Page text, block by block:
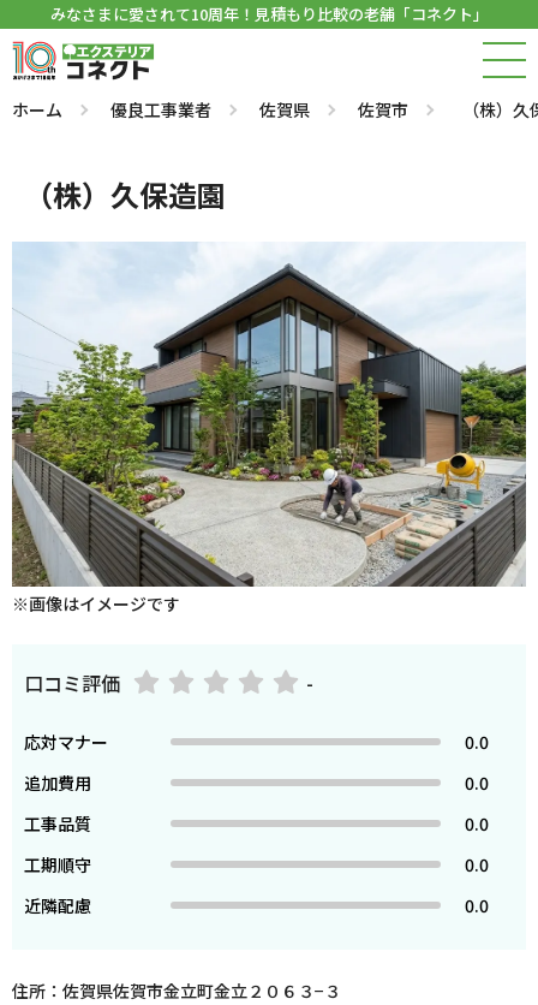
みなさまに愛されて10周年！見積もり比較の老舗「コネクト」
ホーム 優良工事業者 佐賀県 佐賀市 （株）
（株）久保造園
※画像はイメージです
口コミ評価 -
応対マナー
0.0
追加費用
0.0
工事品質
0.0
工期順守
0.0
近隣配慮
0.0
住所：佐賀県佐賀市金立町金立２０６３−３